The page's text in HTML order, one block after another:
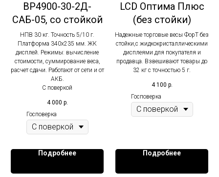
ВР4900-30-2Д-
САБ-05, со стойкой
НПВ 30 кг. Точность 5/10 г.
Платформа 340х235 мм. ЖК
дисплей. Режимы: вычисление
стоимости, суммирование веса,
расчет сдачи. Работают от сети и от
АКБ.
С поверкой
4 000 р.
Госповерка
Подробнее
LCD Оптима Плюс
(без стойки)
Надежные торговые весы ФорТ без
стойки,с жидкокристаллическими
дисплеями для покупателя и
продавца. Взвешивают товары до
32 кг с точностью 5 г.
4 100 р.
Госповерка
Подробнее